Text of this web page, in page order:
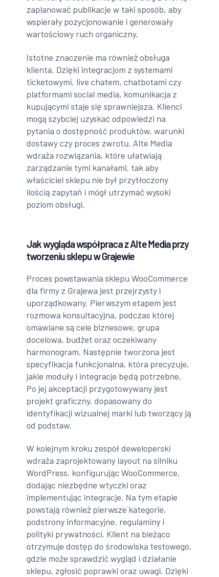
zaplanować publikacje w taki sposób, aby
wspierały pozycjonowanie i generowały
wartościowy ruch organiczny.
Istotne znaczenie ma również obsługa
klienta. Dzięki integracjom z systemami
ticketowymi, live chatem, chatbotami czy
platformami social media, komunikacja z
kupującymi staje się sprawniejsza. Klienci
mogą szybciej uzyskać odpowiedzi na
pytania o dostępność produktów, warunki
dostawy czy proces zwrotu. Alte Media
wdraża rozwiązania, które ułatwiają
zarządzanie tymi kanałami, tak aby
właściciel sklepu nie był przytłoczony
ilością zapytań i mógł utrzymać wysoki
poziom obsługi.
Jak wygląda współpraca z Alte Media przy
tworzeniu sklepu w Grajewie
Proces powstawania sklepu WooCommerce
dla firmy z Grajewa jest przejrzysty i
uporządkowany. Pierwszym etapem jest
rozmowa konsultacyjna, podczas której
omawiane są cele biznesowe, grupa
docelowa, budżet oraz oczekiwany
harmonogram. Następnie tworzona jest
specyfikacja funkcjonalna, która precyzuje,
jakie moduły i integracje będą potrzebne.
Po jej akceptacji przygotowywany jest
projekt graficzny, dopasowany do
identyfikacji wizualnej marki lub tworzący ją
od podstaw.
W kolejnym kroku zespół deweloperski
wdraża zaprojektowany layout na silniku
WordPress, konfigurując WooCommerce,
dodając niezbędne wtyczki oraz
implementując integracje. Na tym etapie
powstają również pierwsze kategorie,
podstrony informacyjne, regulaminy i
polityki prywatności. Klient na bieżąco
otrzymuje dostęp do środowiska testowego,
gdzie może sprawdzić wygląd i działanie
sklepu, zgłosić poprawki oraz uwagi. Dzięki